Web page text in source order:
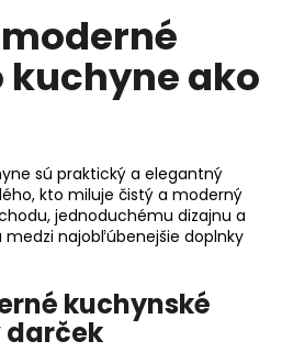
kuchyne ako
sú praktický a elegantný
kto miluje čistý a moderný
jednoduchému dizajnu a
najobľúbenejšie doplnky
kuchynské
darček